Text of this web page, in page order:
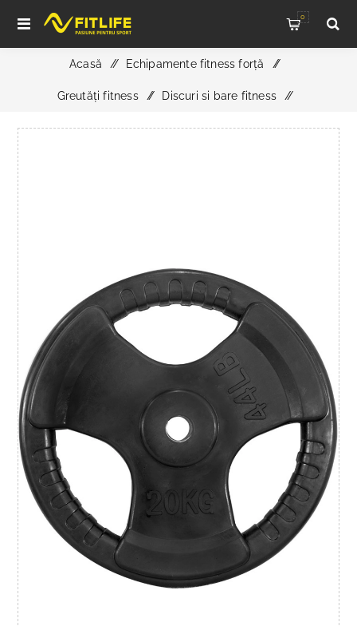
0
Acasă / Echipamente fitness forță /
Greutăți fitness / Discuri si bare fitness /
Disc de greutati cauciucat Gripper - 30 mm - negru - 20,0